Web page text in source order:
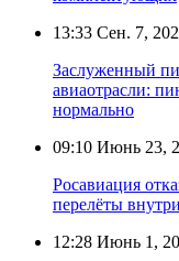
13:33 Сен. 7,
Заслуженный
авиаотрасли:
нормально
09:10 Июнь 23,
Росавиация
перелёты
12:28 Июнь 1,